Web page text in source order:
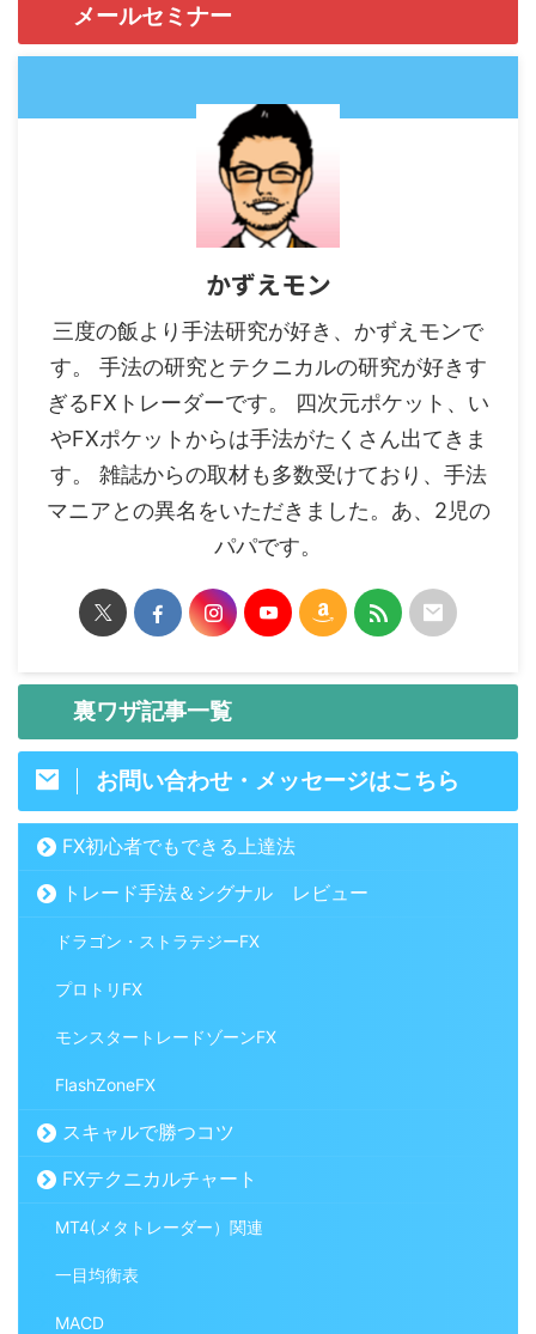
メールセミナー
かずえモン
三度の飯より手法研究が好き、かずえモンで
す。 手法の研究とテクニカルの研究が好きす
ぎるFXトレーダーです。 四次元ポケット、い
やFXポケットからは手法がたくさん出てきま
す。 雑誌からの取材も多数受けており、手法
マニアとの異名をいただきました。あ、2児の
パパです。
裏ワザ記事一覧
お問い合わせ・メッセージはこちら
FX初心者でもできる上達法
トレード手法＆シグナル レビュー
ドラゴン・ストラテジーFX
プロトリFX
モンスタートレードゾーンFX
FlashZoneFX
スキャルで勝つコツ
FXテクニカルチャート
MT4(メタトレーダー）関連
一目均衡表
MACD